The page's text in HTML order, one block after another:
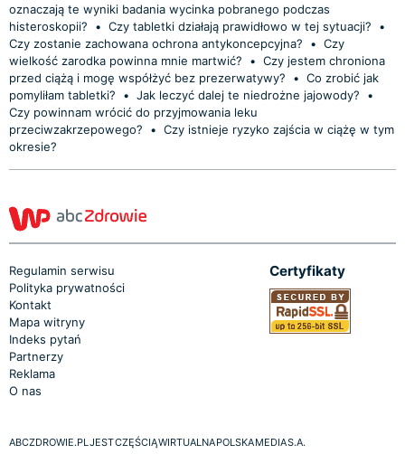
oznaczają te wyniki badania wycinka pobranego podczas
histeroskopii?
• Czy tabletki działają prawidłowo w tej sytuacji?
•
Czy zostanie zachowana ochrona antykoncepcyjna?
• Czy
wielkość zarodka powinna mnie martwić?
• Czy jestem chroniona
przed ciążą i mogę współżyć bez prezerwatywy?
• Co zrobić jak
pomyliłam tabletki?
• Jak leczyć dalej te niedrożne jajowody?
•
Czy powinnam wrócić do przyjmowania leku
przeciwzakrzepowego?
• Czy istnieje ryzyko zajścia w ciążę w tym
okresie?
Regulamin serwisu
Polityka prywatności
Kontakt
Mapa witryny
Indeks pytań
Partnerzy
Reklama
O nas
Certyfikaty
ABCZDROWIE.PL JEST CZĘŚCIĄ WIRTUALNA POLSKA MEDIA S.A.